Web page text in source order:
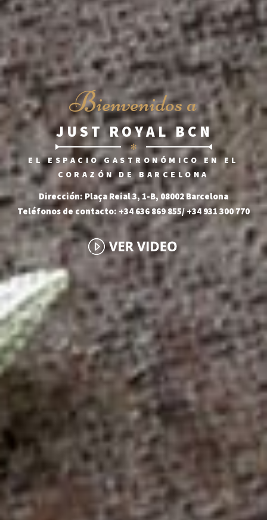
B
ienvenidos a
JUST ROYAL BCN
✻
EL ESPACIO GASTRONÓMICO EN EL
CORAZÓN DE BARCELONA
Dirección: Plaça Reial 3, 1-B, 08002 Barcelona
Teléfonos de contacto: +34 636 869 855/ +34 931 300 770